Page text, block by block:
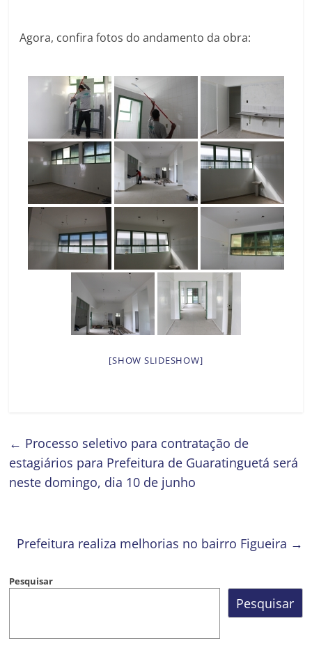
Agora, confira fotos do andamento da obra:
[SHOW SLIDESHOW]
← Processo seletivo para contratação de
estagiários para Prefeitura de Guaratinguetá será
neste domingo, dia 10 de junho
Prefeitura realiza melhorias no bairro Figueira →
Pesquisar
Pesquisar